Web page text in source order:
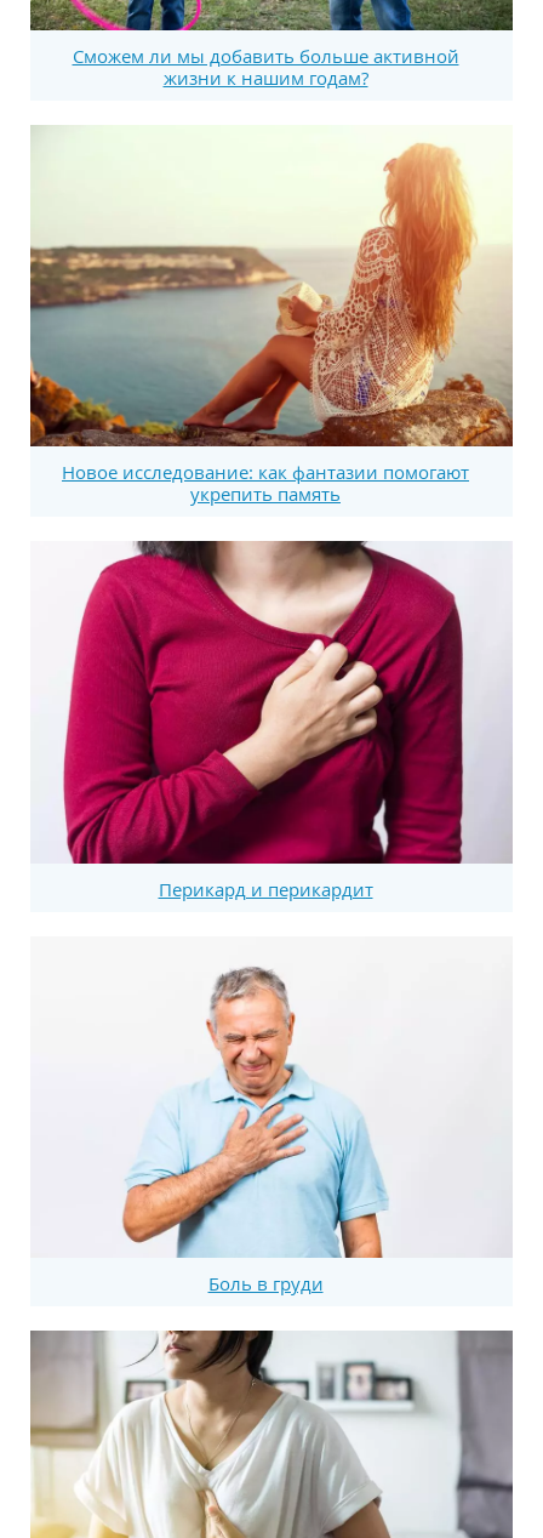
Сможем ли мы добавить больше активной
жизни к нашим годам?
Новое исследование: как фантазии помогают
укрепить память
Перикард и перикардит
Боль в груди